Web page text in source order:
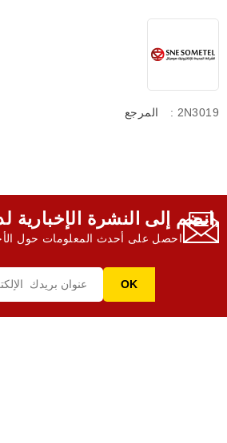
المرجع : 2N3019
انضم إلى النشرة الإخبارية لدينا,
احصل على أحدث المعلومات حول